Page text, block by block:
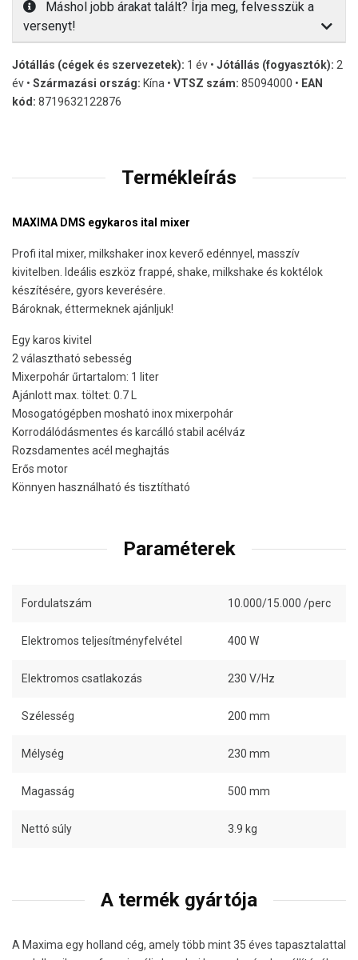
Máshol jobb árakat talált? Írja meg, felvesszük a
versenyt!
Jótállás (cégek és szervezetek): 1 év • Jótállás (fogyasztók): 2
év • Származási ország: Kína • VTSZ szám: 85094000 • EAN
kód: 8719632122876
Termékleírás
MAXIMA DMS egykaros ital mixer
Profi ital mixer, milkshaker inox keverő edénnyel, masszív
kivitelben. Ideális eszköz frappé, shake, milkshake és koktélok
készítésére, gyors keverésére.
Bároknak, éttermeknek ajánljuk!
Egy karos kivitel
2 választható sebesség
Mixerpohár űrtartalom: 1 liter
Ajánlott max. töltet: 0.7 L
Mosogatógépben mosható inox mixerpohár
Korrodálódásmentes és karcálló stabil acélváz
Rozsdamentes acél meghajtás
Erős motor
Könnyen használható és tisztítható
Paraméterek
Fordulatszám 10.000/15.000 /perc
Elektromos teljesítményfelvétel 400 W
Elektromos csatlakozás 230 V/Hz
Szélesség 200 mm
Mélység 230 mm
Magasság 500 mm
Nettó súly 3.9 kg
A termék gyártója
A Maxima egy holland cég, amely több mint 35 éves tapasztalattal